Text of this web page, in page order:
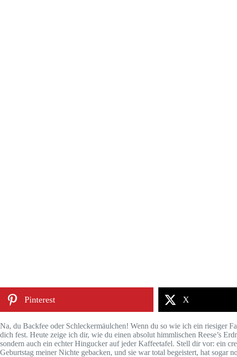
Pinterest X
Na, du Backfee oder Schleckermäulchen! Wenn du so wie ich ein riesiger
dich fest. Heute zeige ich dir, wie du einen absolut himmlischen Reese’s
sondern auch ein echter Hingucker auf jeder Kaffeetafel. Stell dir vor: ein
Geburtstag meiner Nichte gebacken, und sie war total begeistert, hat sogar